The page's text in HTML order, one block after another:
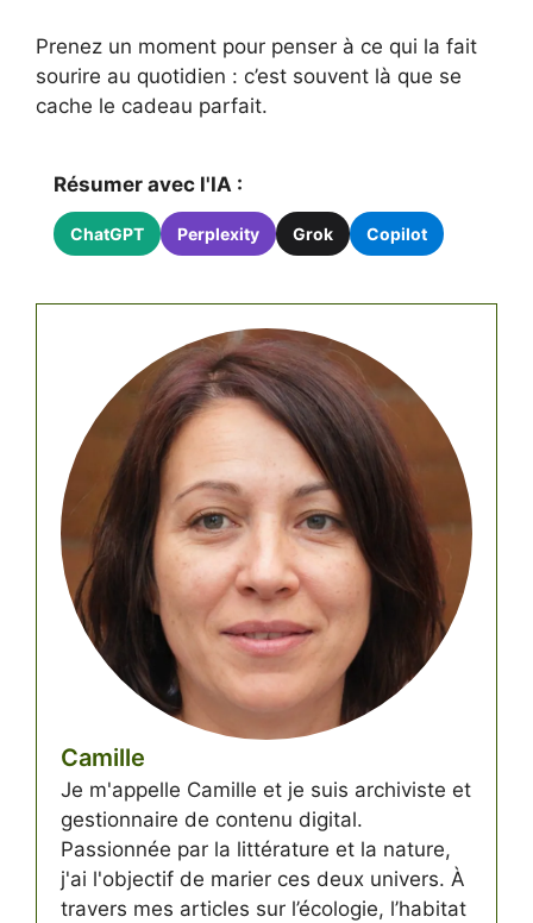
Prenez un moment pour penser à ce qui la fait
sourire au quotidien : c’est souvent là que se
cache le cadeau parfait.
Résumer avec l'IA :
ChatGPT Perplexity Grok Copilot
Camille
Je m'appelle Camille et je suis archiviste et
gestionnaire de contenu digital.
Passionnée par la littérature et la nature,
j'ai l'objectif de marier ces deux univers. À
travers mes articles sur l’écologie, l’habitat